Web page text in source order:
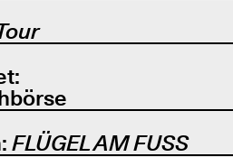
FLÜGEL AM FUSS